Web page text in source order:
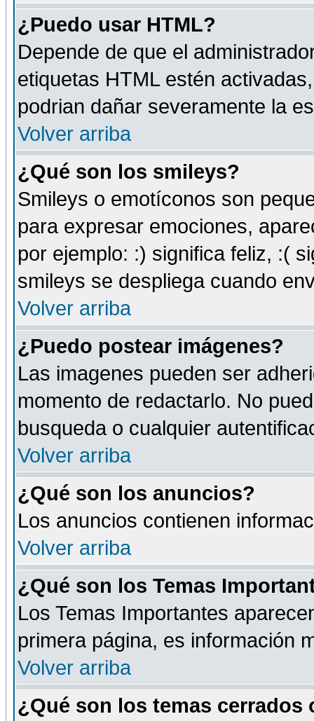
¿Puedo usar HTML?
Depende de que el
etiquetas HTML estén
podrian dañar severamente la
Volver arriba
¿Qué son los smileys?
Smileys o emotíconos son
para expresar emociones,
por ejemplo: :) significa feliz, :(
smileys se despliega cuando
Volver arriba
¿Puedo postear imágenes?
Las imagenes pueden ser
momento de redactarlo. No
busqueda o cualquier
Volver arriba
¿Qué son los anuncios?
Los anuncios contienen
Volver arriba
¿Qué son los Temas
Los Temas Importantes
primera página, es información
Volver arriba
¿Qué son los temas cerrados